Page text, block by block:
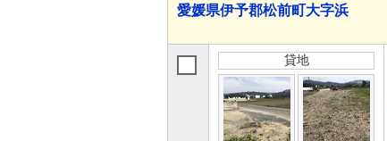
愛媛県伊予郡松前町大字浜
貸地